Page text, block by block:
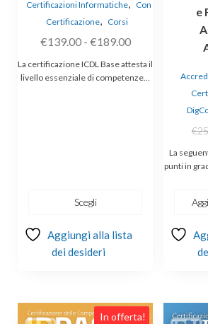
Certificazioni Informatiche, Con
Certificazione, Corsi
€139.00 - €189.00Fascia
prezzo:
€189.00
La certificazione ICDL Base attesta il
livello essenziale di competenze…
Scegli
prodotto
Aggiungi alla lista
dei desideri
e
€
La
punti in
In offerta!